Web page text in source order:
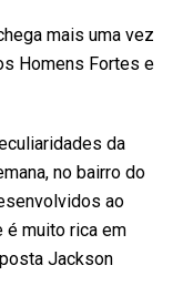
mais uma vez
Homens Fortes e
da
no bairro do
ao
é muito rica em
Jackson